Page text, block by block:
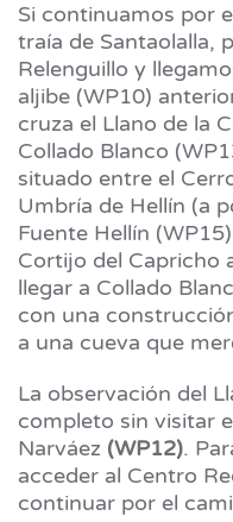
Si continuamos por
traía de Santaolalla,
Relenguillo y
aljibe (WP10)
cruza el Llano de la
Collado Blanco
situado entre el
Umbría de Hellín (a
Fuente Hellín
Cortijo del Capricho
llegar a Collado
con una
a una cueva que
La observación del
completo sin visitar
Narváez (WP12).
acceder al Centro
continuar por el